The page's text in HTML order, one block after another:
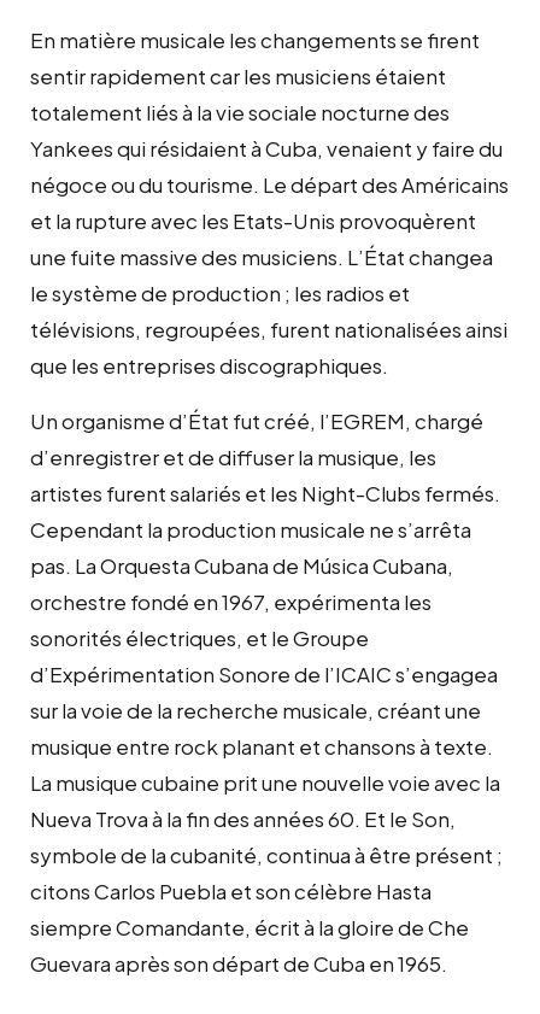
En matière musicale les changements se firent
sentir rapidement car les musiciens étaient
totalement liés à la vie sociale nocturne des
Yankees qui résidaient à Cuba, venaient y faire du
négoce ou du tourisme. Le départ des Américains
et la rupture avec les Etats-Unis provoquèrent
une fuite massive des musiciens. L’État changea
le système de production ; les radios et
télévisions, regroupées, furent nationalisées ainsi
que les entreprises discographiques.
Un organisme d’État fut créé, l’EGREM, chargé
d’enregistrer et de diffuser la musique, les
artistes furent salariés et les Night-Clubs fermés.
Cependant la production musicale ne s’arrêta
pas. La Orquesta Cubana de Música Cubana,
orchestre fondé en 1967, expérimenta les
sonorités électriques, et le Groupe
d’Expérimentation Sonore de l’ICAIC s’engagea
sur la voie de la recherche musicale, créant une
musique entre rock planant et chansons à texte.
La musique cubaine prit une nouvelle voie avec la
Nueva Trova à la fin des années 60. Et le Son,
symbole de la cubanité, continua à être présent ;
citons Carlos Puebla et son célèbre Hasta
siempre Comandante, écrit à la gloire de Che
Guevara après son départ de Cuba en 1965.